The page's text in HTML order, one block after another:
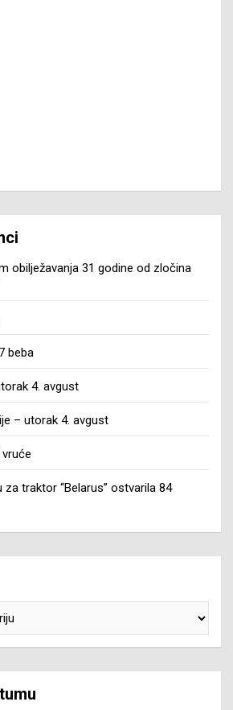
obilježavanja 31 godine od zločina
beba
4. avgust
– utorak 4. avgust
za traktor “Belarus” ostvarila 84